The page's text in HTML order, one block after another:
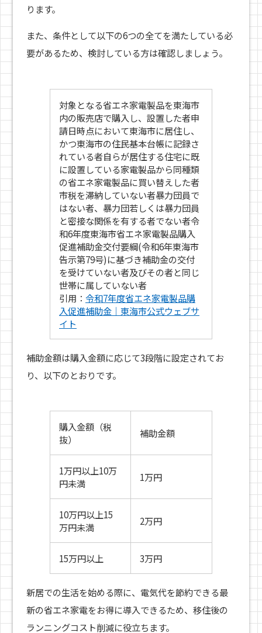
ります。
また、条件として以下の6つの全てを満たしている必
要があるため、検討している方は確認しましょう。
対象となる省エネ家電製品を東海市
内の販売店で購入し、設置した者申
請日時点において東海市に居住し、
かつ東海市の住民基本台帳に記録さ
れている者自らが居住する住宅に既
に設置している家電製品から同種類
の省エネ家電製品に買い替えした者
市税を滞納していない者暴力団員で
はない者、暴力団若しくは暴力団員
と密接な関係を有する者でない者令
和6年度東海市省エネ家電製品購入
促進補助金交付要綱(令和6年東海市
告示第79号)に基づき補助金の交付
を受けていない者及びその者と同じ
世帯に属していない者
引用：令和7年度省エネ家電製品購
入促進補助金｜東海市公式ウェブサ
イト
補助金額は購入金額に応じて3段階に設定されてお
り、以下のとおりです。
購入金額（税
抜）
補助金額
1万円以上10万
円未満
1万円
10万円以上15
万円未満
2万円
15万円以上 3万円
新居での生活を始める際に、電気代を節約できる最
新の省エネ家電をお得に導入できるため、移住後の
ランニングコスト削減に役立ちます。